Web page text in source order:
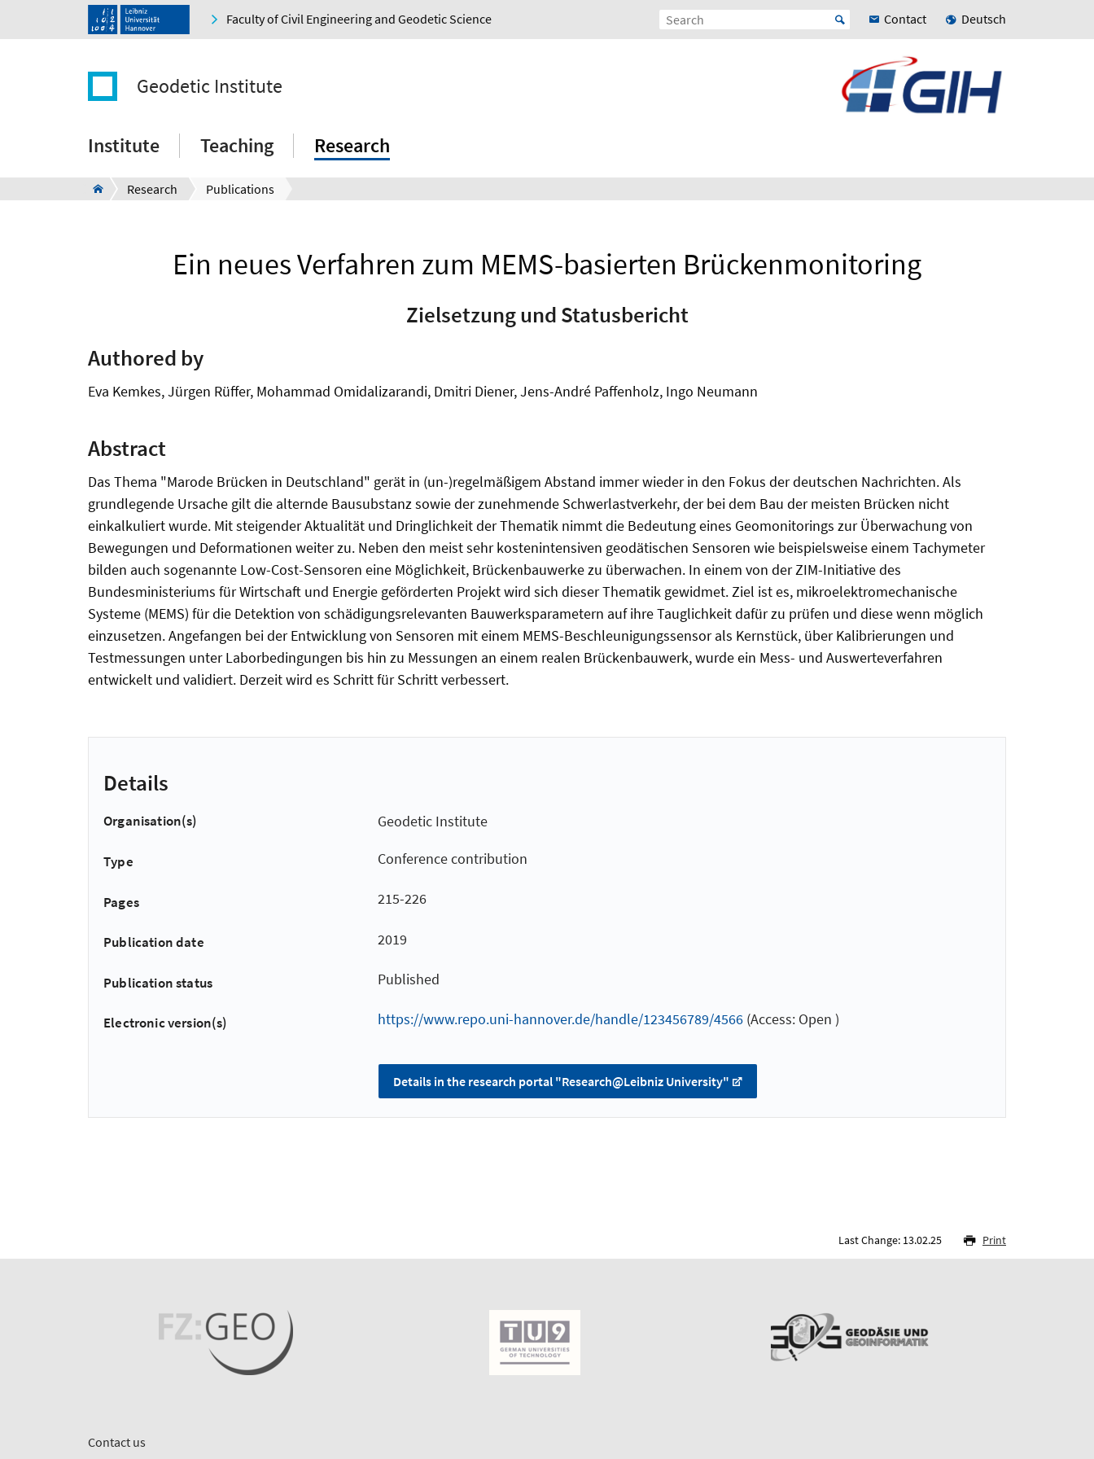
Faculty of Civil Engineering and Geodetic Science Contact Deutsch
Geodetic Institute
Institute Teaching Research
Research Publications
Ein neues Verfahren zum MEMS-basierten Brückenmonitoring
Zielsetzung und Statusbericht
Authored by
Eva Kemkes, Jürgen Rüffer, Mohammad Omidalizarandi, Dmitri Diener, Jens-André Paffenholz, Ingo Neumann
Abstract
Das Thema "Marode Brücken in Deutschland" gerät in (un-)regelmäßigem Abstand immer wieder in den Fokus der deutschen Nachrichten. Als
grundlegende Ursache gilt die alternde Bausubstanz sowie der zunehmende Schwerlastverkehr, der bei dem Bau der meisten Brücken nicht
einkalkuliert wurde. Mit steigender Aktualität und Dringlichkeit der Thematik nimmt die Bedeutung eines Geomonitorings zur Überwachung von
Bewegungen und Deformationen weiter zu. Neben den meist sehr kostenintensiven geodätischen Sensoren wie beispielsweise einem Tachymeter
bilden auch sogenannte Low-Cost-Sensoren eine Möglichkeit, Brückenbauwerke zu überwachen. In einem von der ZIM-Initiative des
Bundesministeriums für Wirtschaft und Energie geförderten Projekt wird sich dieser Thematik gewidmet. Ziel ist es, mikroelektromechanische
Systeme (MEMS) für die Detektion von schädigungsrelevanten Bauwerksparametern auf ihre Tauglichkeit dafür zu prüfen und diese wenn möglich
einzusetzen. Angefangen bei der Entwicklung von Sensoren mit einem MEMS-Beschleunigungssensor als Kernstück, über Kalibrierungen und
Testmessungen unter Laborbedingungen bis hin zu Messungen an einem realen Brückenbauwerk, wurde ein Mess- und Auswerteverfahren
entwickelt und validiert. Derzeit wird es Schritt für Schritt verbessert.
Details
Organisation(s) Geodetic Institute
Type Conference contribution
Pages 215-226
Publication date 2019
Publication status Published
Electronic version(s) https://www.repo.uni-hannover.de/handle/123456789/4566(Access: Open )
Details in the research portal "Research@Leibniz University"
Last Change: 13.02.25 Print
Contact us